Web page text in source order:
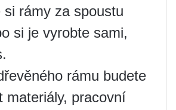
si rámy za spoustu
si je vyrobte sami,
rámu budete
materiály, pracovní